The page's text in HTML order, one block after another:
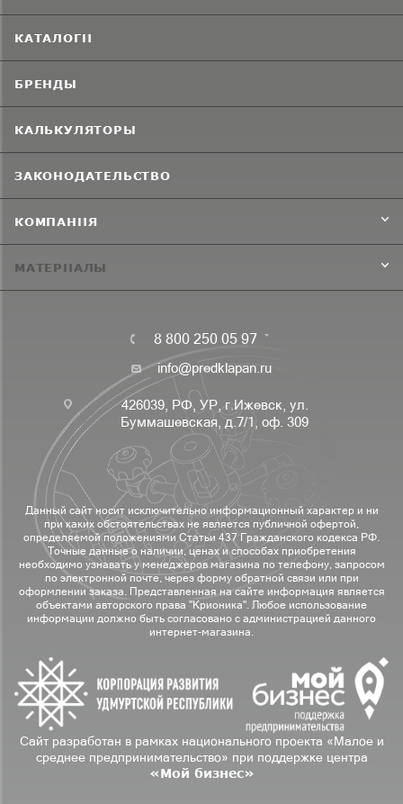
КАТАЛОГИ
БРЕНДЫ
КАЛЬКУЛЯТОРЫ
ЗАКОНОДАТЕЛЬСТВО
КОМПАНИЯ
МАТЕРИАЛЫ
8 800 250 05 97
info@predklapan.ru
426039, РФ, УР, г.Ижевск, ул.
Буммашевская, д.7/1, оф. 309
Данный сайт носит исключительно информационный характер и ни
при каких обстоятельствах не является публичной офертой,
определяемой положениями Статьи 437 Гражданского кодекса РФ.
Точные данные о наличии, ценах и способах приобретения
необходимо узнавать у менеджеров магазина по телефону, запросом
по электронной почте, через форму обратной связи или при
оформлении заказа. Представленная на сайте информация является
объектами авторского права "Крионика". Любое использование
информации должно быть согласовано с администрацией данного
интернет-магазина.
Сайт разработан в рамках национального проекта «Малое и
среднее предпринимательство» при поддержке центра
«Мой бизнес»